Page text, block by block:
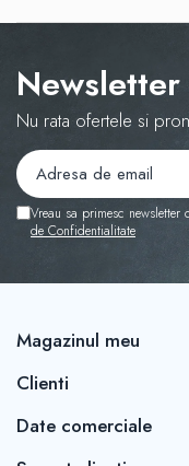
Newsletter
Nu rata ofertele si
Vreau sa primesc
de Confidentialitate
Magazinul meu
Clienti
Date comerciale